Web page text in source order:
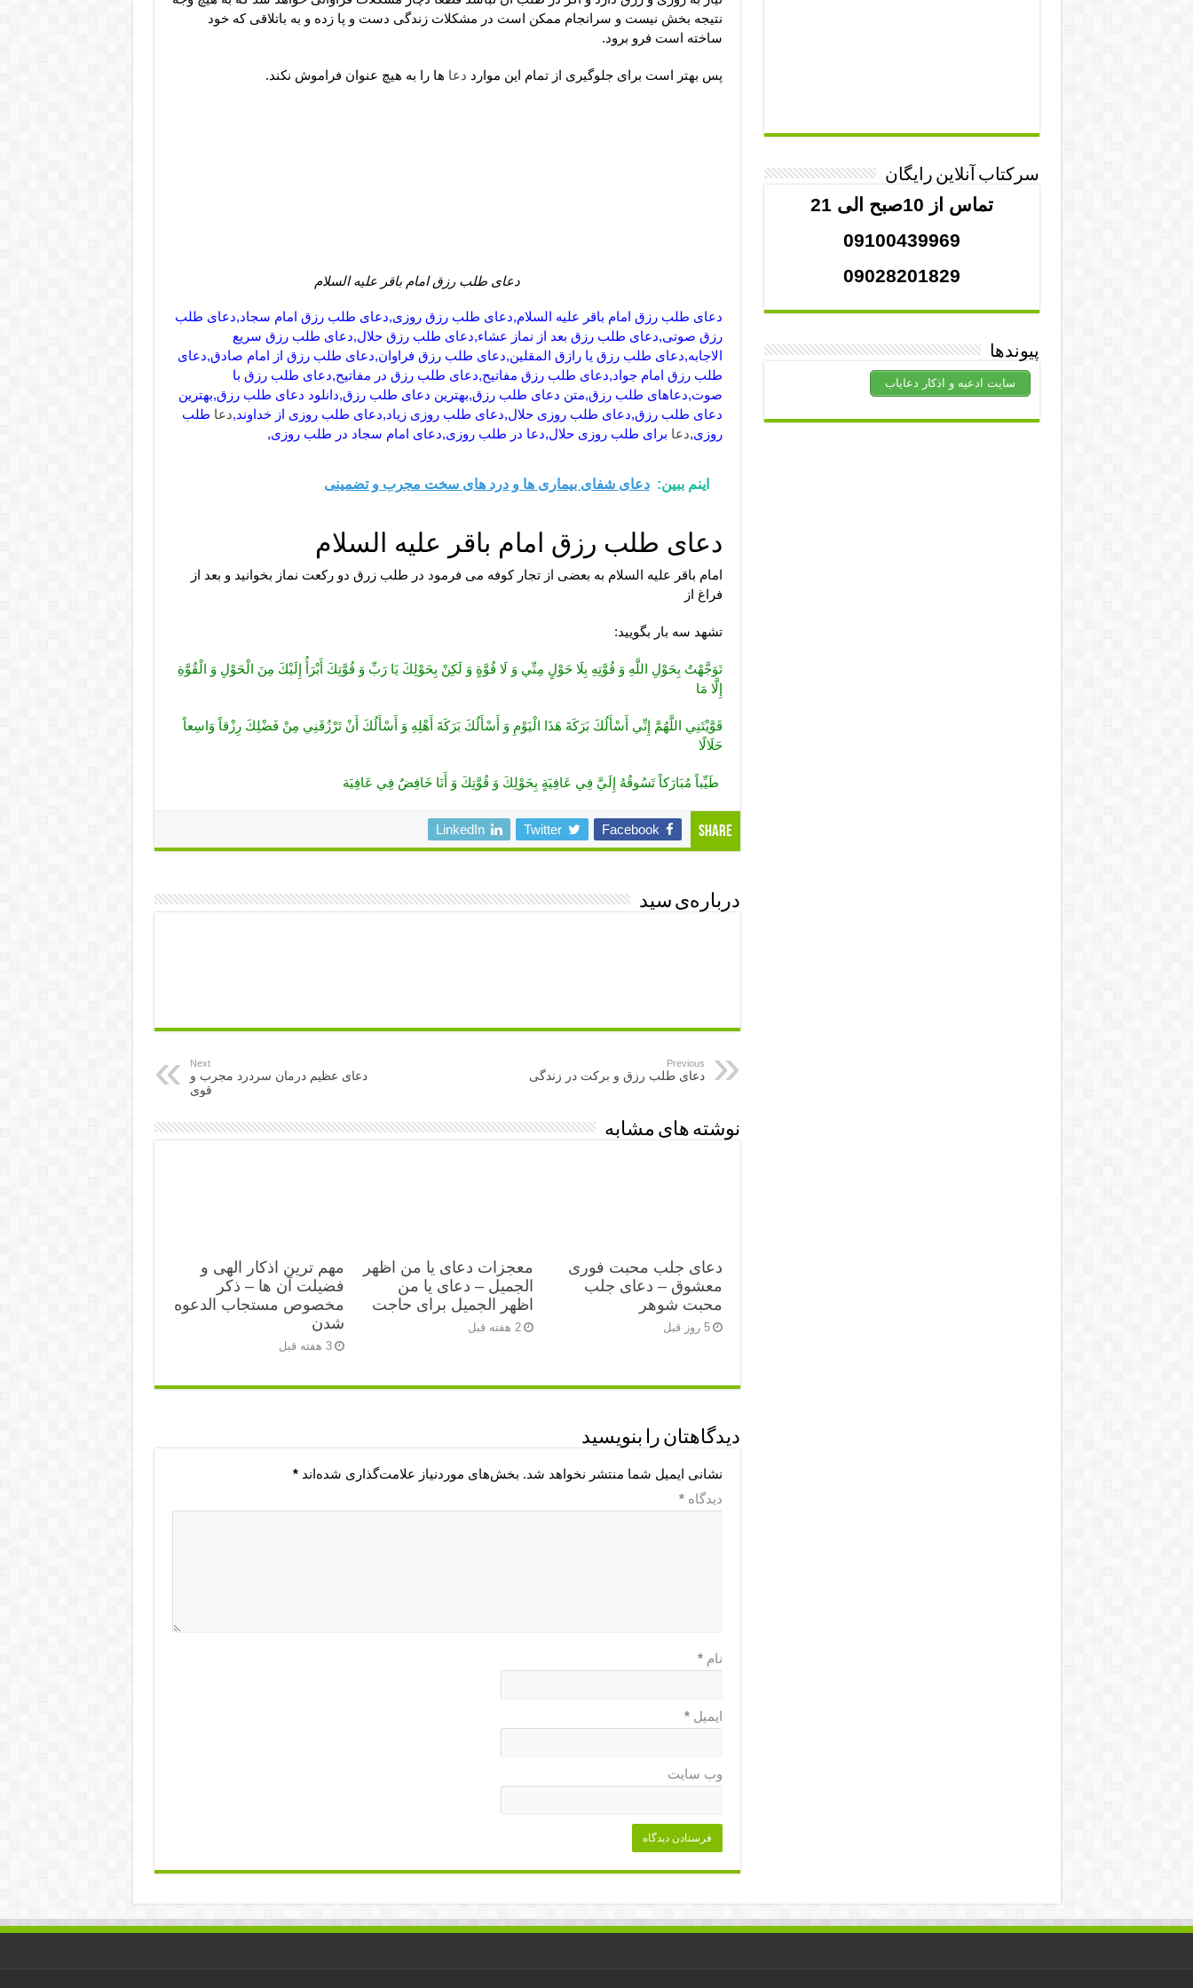
نتیجه بخش نیست و سرانجام ممکن است در مشکلات زندگی دست و پا زده و به باتلاقی که خود
ساخته است فرو برود.
پس بهتر است برای جلوگیری از تمام این موارد دعا ها را به هیچ عنوان فراموش نکند.
دعای طلب رزق امام باقر علیه السلام
دعای طلب رزق امام باقر علیه السلام,دعای طلب رزق روزی,دعای طلب رزق امام سجاد,دعای طلب
رزق صوتی,دعای طلب رزق بعد از نماز عشاء,دعای طلب رزق حلال,دعای طلب رزق سریع
الاجابه,دعای طلب رزق یا رازق المقلین,دعای طلب رزق فراوان,دعای طلب رزق از امام صادق,دعای
طلب رزق امام جواد,دعای طلب رزق مفاتیح,دعای طلب رزق در مفاتیح,دعای طلب رزق با
صوت,دعاهای طلب رزق,متن دعای طلب رزق,بهترین دعای طلب رزق,دانلود دعای طلب رزق,بهترین
دعای طلب رزق,دعای طلب روزی حلال,دعای طلب روزی زیاد,دعای طلب روزی از خداوند,دعا طلب
روزی,دعا برای طلب روزی حلال,دعا در طلب روزی,دعای امام سجاد در طلب روزی,
اینم ببین: دعای شفای بیماری ها و درد های سخت مجرب و تضمینی
دعای طلب رزق امام باقر علیه السلام
امام باقر علیه السلام به بعضی از تجار کوفه می فرمود در طلب زرق دو رکعت نماز بخوانید و بعد از
فراغ از
تشهد سه بار بگویید:
تَوَجَّهْتُ‏ بِحَوْلِ‏ اللَّهِ‏ وَ قُوَّتِهِ‏ بِلَا حَوْلٍ‏ مِنِّي وَ لَا قُوَّةٍ وَ لَكِنْ بِحَوْلِكَ يَا رَبِّ وَ قُوَّتِكَ أَبْرَأُ إِلَيْكَ مِنَ الْحَوْلِ وَ الْقُوَّةِ
إِلَّا مَا
قَوَّيْتَنِي اللَّهُمَّ إِنِّي أَسْأَلُكَ بَرَكَةَ هَذَا الْيَوْمِ وَ أَسْأَلُكَ بَرَكَةَ أَهْلِهِ وَ أَسْأَلُكَ أَنْ تَرْزُقَنِي مِنْ فَضْلِكَ رِزْقاً وَاسِعاً
حَلَالًا
طَيِّباً مُبَارَكاً تَسُوقُهُ إِلَيَّ فِي عَافِيَةٍ بِحَوْلِكَ وَ قُوَّتِكَ وَ أَنَا خَافِضٌ فِي عَافِيَة
Share
Facebook
Twitter
LinkedIn
درباره‌ی سید
Previous
دعای طلب رزق و برکت در زندگی
Next
دعای عظیم درمان سردرد مجرب و
قوی
نوشته های مشابه
دعای جلب محبت فوری
معشوق – دعای جلب
محبت شوهر
5 روز قبل
معجزات دعای یا من اظهر
الجمیل – دعای یا من
اظهر الجمیل برای حاجت
2 هفته قبل
مهم ترین اذکار الهی و
فضیلت آن ها – ذکر
مخصوص مستجاب الدعوه
شدن
3 هفته قبل
دیدگاهتان را بنویسید
نشانی ایمیل شما منتشر نخواهد شد. بخش‌های موردنیاز علامت‌گذاری شده‌اند*
دیدگاه*
نام*
ایمیل*
وب‌ سایت
سرکتاب آنلاین رایگان
تماس از 10صبح الی 21
09100439969
09028201829
پیوندها
سایت ادعیه و اذکار دعایاب